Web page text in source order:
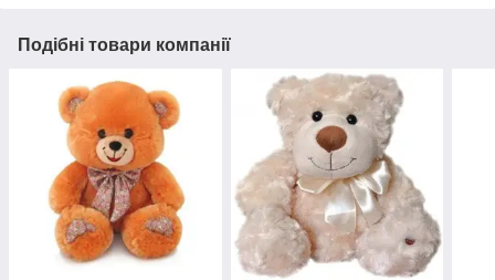
Подібні товари компанії